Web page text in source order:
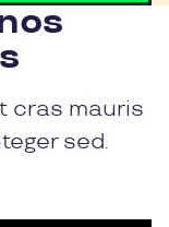
cras mauris
sed.